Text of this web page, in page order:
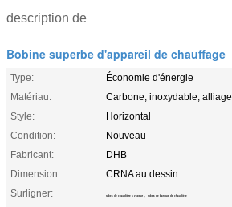
description de
Bobine superbe d'appareil de chauffage
Type:
Économie d'énergie
Matériau:
Carbone, inoxydable, alliage
Style:
Horizontal
Condition:
Nouveau
Fabricant:
DHB
Dimension:
CRNA au dessin
Surligner:
tubes de chaudière à vapeur , tubes de banque de chaudière